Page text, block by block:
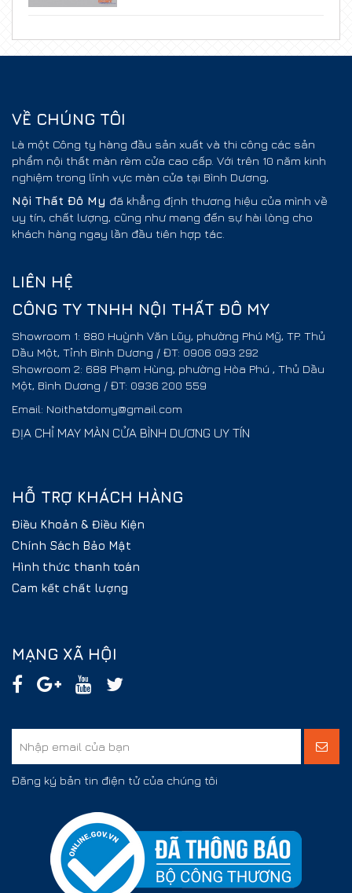
VỀ CHÚNG TÔI
Là một Công ty hàng đầu sản xuất và thi công các sản
phẩm nội thất màn rèm cửa cao cấp. Với trên 10 năm kinh
nghiệm trong lĩnh vực màn cửa tại Bình Dương,
Nội Thất Đô My đã khẳng định thương hiệu của mình về
uy tín, chất lượng, cũng như mang đến sự hài lòng cho
khách hàng ngay lần đầu tiên hợp tác.
LIÊN HỆ
CÔNG TY TNHH NỘI THẤT ĐÔ MY
Showroom 1: 880 Huỳnh Văn Lũy, phường Phú Mỹ, TP. Thủ
Dầu Một, Tỉnh Bình Dương / ĐT: 0906 093 292
Showroom 2: 688 Phạm Hùng, phường Hòa Phú , Thủ Dầu
Một, Bình Dương / ĐT: 0936 200 559
Email: Noithatdomy@gmail.com
ĐỊA CHỈ MAY MÀN CỬA BÌNH DƯƠNG UY TÍN
HỖ TRỢ KHÁCH HÀNG
Điều Khoản & Điều Kiện
Chính Sách Bảo Mật
Hình thức thanh toán
Cam kết chất lượng
MẠNG XÃ HỘI
Đăng ký bản tin điện tử của chúng tôi